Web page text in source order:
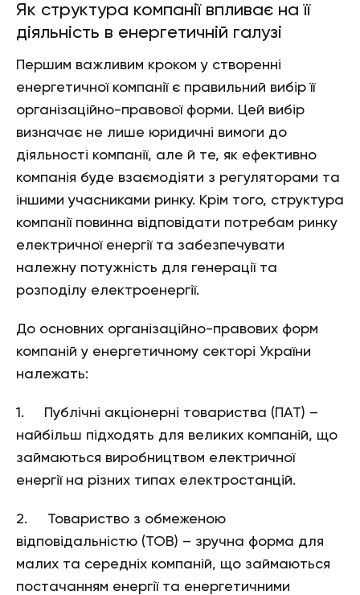
Як структура компанії впливає на її
діяльність в енергетичній галузі
Першим важливим кроком у створенні
енергетичної компанії є правильний вибір її
організаційно-правової форми. Цей вибір
визначає не лише юридичні вимоги до
діяльності компанії, але й те, як ефективно
компанія буде взаємодіяти з регуляторами та
іншими учасниками ринку. Крім того, структура
компанії повинна відповідати потребам ринку
електричної енергії та забезпечувати
належну потужність для генерації та
розподілу електроенергії.
До основних організаційно-правових форм
компаній у енергетичному секторі України
належать:
1. Публічні акціонерні товариства (ПАТ) –
найбільш підходять для великих компаній, що
займаються виробництвом електричної
енергії на різних типах електростанцій.
2. Товариство з обмеженою
відповідальністю (ТОВ) – зручна форма для
малих та середніх компаній, що займаються
постачанням енергії та енергетичними